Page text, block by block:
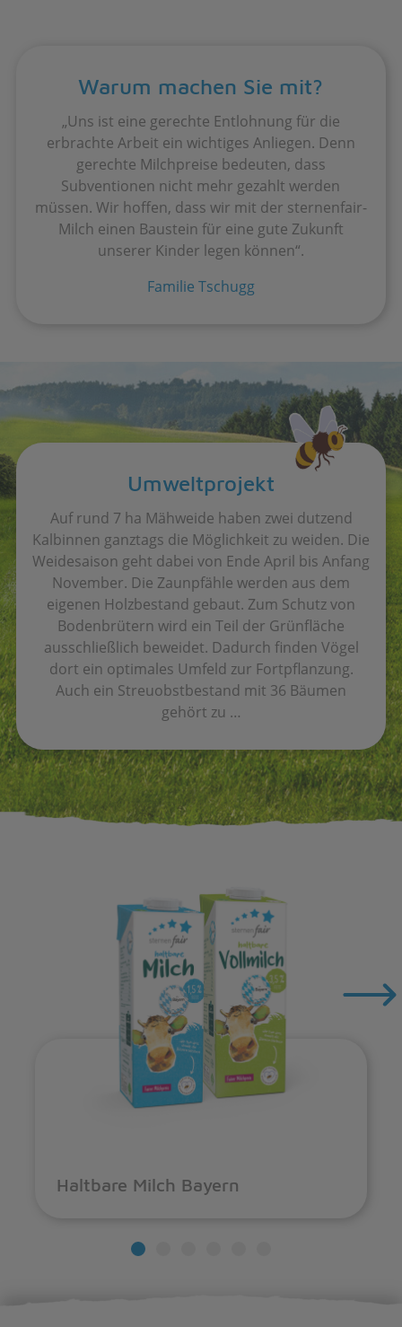
Warum machen Sie mit?
„Uns ist eine gerechte Entlohnung für die
erbrachte Arbeit ein wichtiges Anliegen. Denn
gerechte Milchpreise bedeuten, dass
Subventionen nicht mehr gezahlt werden
müssen. Wir hoffen, dass wir mit der sternenfair-
Milch einen Baustein für eine gute Zukunft
unserer Kinder legen können“.
Familie Tschugg
Umweltprojekt
Auf rund 7 ha Mähweide haben zwei dutzend
Kalbinnen ganztags die Möglichkeit zu weiden. Die
Weidesaison geht dabei von Ende April bis Anfang
November. Die Zaunpfähle werden aus dem
eigenen Holzbestand gebaut. Zum Schutz von
Bodenbrütern wird ein Teil der Grünfläche
ausschließlich beweidet. Dadurch finden Vögel
dort ein optimales Umfeld zur Fortpflanzung.
Auch ein Streuobstbestand mit 36 Bäumen
gehört zu …
Haltbare Milch Bayern